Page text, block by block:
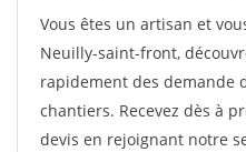
Vous êtes un artisan et
Neuilly-saint-front,
rapidement des demande
chantiers. Recevez dès à
devis en rejoignant notre